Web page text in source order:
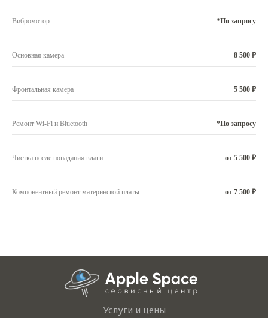
Вибромотор *По запросу
Основная камера 8 500 ₽
Фронтальная камера 5 500 ₽
Ремонт Wi-Fi и Bluetooth *По запросу
Чистка после попадания влаги от 5 500 ₽
Компонентный ремонт материнской платы от 7 500 ₽
Услуги и цены